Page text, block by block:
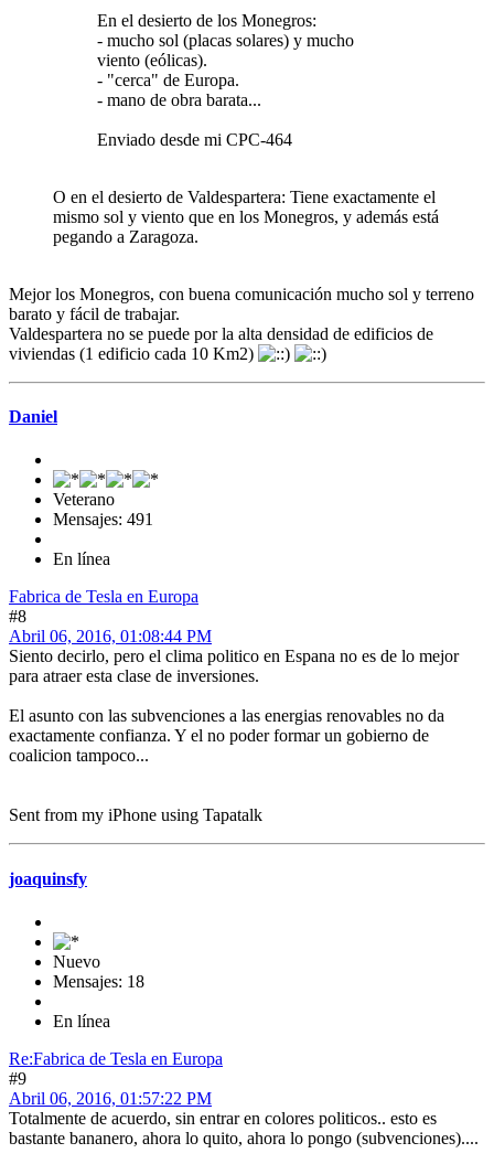
En el desierto de los Monegros:
- mucho sol (placas solares) y mucho
viento (eólicas).
- "cerca" de Europa.
- mano de obra barata...
Enviado desde mi CPC-464
O en el desierto de Valdespartera: Tiene exactamente el
mismo sol y viento que en los Monegros, y además está
pegando a Zaragoza.
Mejor los Monegros, con buena comunicación mucho sol y terreno
barato y fácil de trabajar.
Valdespartera no se puede por la alta densidad de edificios de
viviendas (1 edificio cada 10 Km2)
Daniel
Veterano
Mensajes: 491
En línea
Fabrica de Tesla en Europa
#8
Abril 06, 2016, 01:08:44 PM
Siento decirlo, pero el clima politico en Espana no es de lo mejor
para atraer esta clase de inversiones.
El asunto con las subvenciones a las energias renovables no da
exactamente confianza. Y el no poder formar un gobierno de
coalicion tampoco...
Sent from my iPhone using Tapatalk
joaquinsfy
Nuevo
Mensajes: 18
En línea
Re:Fabrica de Tesla en Europa
#9
Abril 06, 2016, 01:57:22 PM
Totalmente de acuerdo, sin entrar en colores politicos.. esto es
bastante bananero, ahora lo quito, ahora lo pongo (subvenciones)....